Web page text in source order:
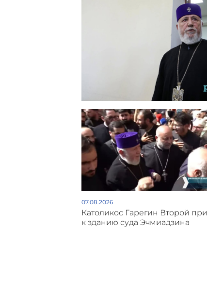
07.08.2026
Католикос Гарегин Второй
к зданию суда Эчмиадзина